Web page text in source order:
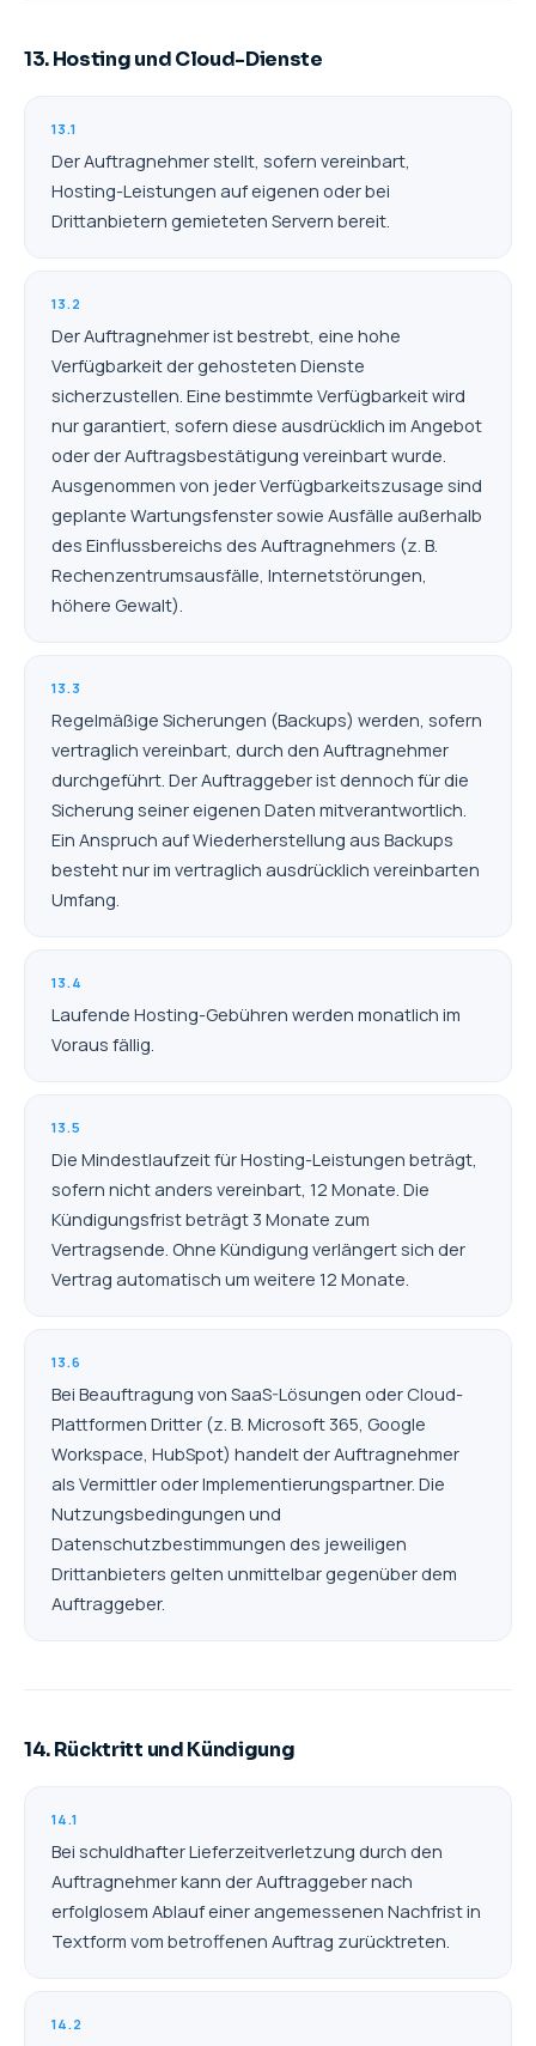
13. Hosting und Cloud-Dienste
13.1
Der Auftragnehmer stellt, sofern vereinbart,
Hosting-Leistungen auf eigenen oder bei
Drittanbietern gemieteten Servern bereit.
13.2
Der Auftragnehmer ist bestrebt, eine hohe
Verfügbarkeit der gehosteten Dienste
sicherzustellen. Eine bestimmte Verfügbarkeit wird
nur garantiert, sofern diese ausdrücklich im Angebot
oder der Auftragsbestätigung vereinbart wurde.
Ausgenommen von jeder Verfügbarkeitszusage sind
geplante Wartungsfenster sowie Ausfälle außerhalb
des Einflussbereichs des Auftragnehmers (z. B.
Rechenzentrumsausfälle, Internetstörungen,
höhere Gewalt).
13.3
Regelmäßige Sicherungen (Backups) werden, sofern
vertraglich vereinbart, durch den Auftragnehmer
durchgeführt. Der Auftraggeber ist dennoch für die
Sicherung seiner eigenen Daten mitverantwortlich.
Ein Anspruch auf Wiederherstellung aus Backups
besteht nur im vertraglich ausdrücklich vereinbarten
Umfang.
13.4
Laufende Hosting-Gebühren werden monatlich im
Voraus fällig.
13.5
Die Mindestlaufzeit für Hosting-Leistungen beträgt,
sofern nicht anders vereinbart, 12 Monate. Die
Kündigungsfrist beträgt 3 Monate zum
Vertragsende. Ohne Kündigung verlängert sich der
Vertrag automatisch um weitere 12 Monate.
13.6
Bei Beauftragung von SaaS-Lösungen oder Cloud-
Plattformen Dritter (z. B. Microsoft 365, Google
Workspace, HubSpot) handelt der Auftragnehmer
als Vermittler oder Implementierungspartner. Die
Nutzungsbedingungen und
Datenschutzbestimmungen des jeweiligen
Drittanbieters gelten unmittelbar gegenüber dem
Auftraggeber.
14. Rücktritt und Kündigung
14.1
Bei schuldhafter Lieferzeitverletzung durch den
Auftragnehmer kann der Auftraggeber nach
erfolglosem Ablauf einer angemessenen Nachfrist in
Textform vom betroffenen Auftrag zurücktreten.
14.2